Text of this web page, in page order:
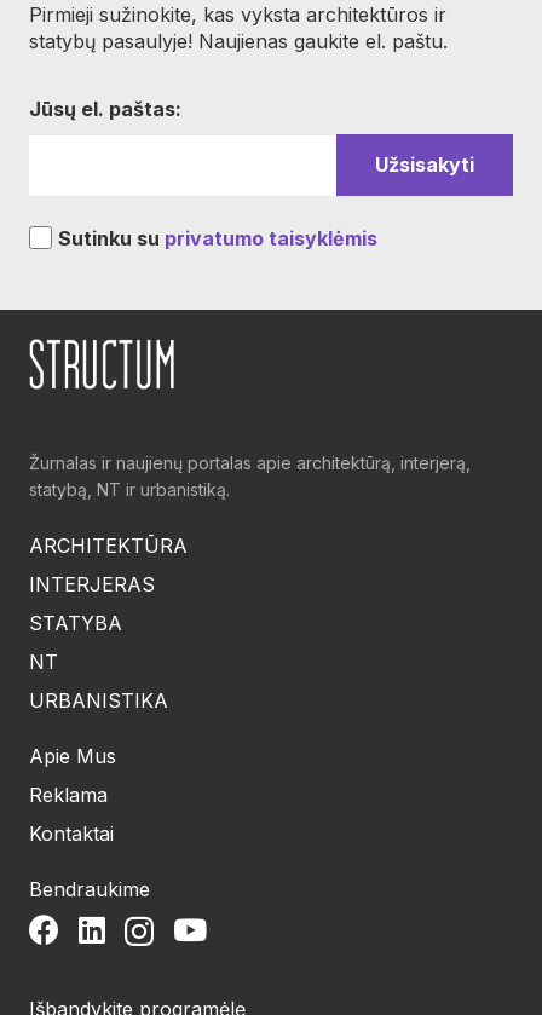
Pirmieji sužinokite, kas vyksta architektūros ir
statybų pasaulyje! Naujienas gaukite el. paštu.
Jūsų el. paštas:
Sutinku su privatumo taisyklėmis
Žurnalas ir naujienų portalas apie architektūrą, interjerą,
statybą, NT ir urbanistiką.
ARCHITEKTŪRA
INTERJERAS
STATYBA
NT
URBANISTIKA
Apie Mus
Reklama
Kontaktai
Bendraukime
Išbandykite programėlę